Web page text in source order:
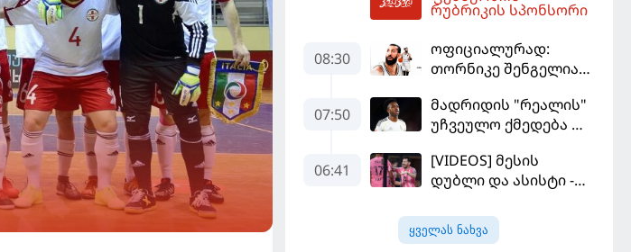
გამართავს
რუბრიკის სპონსორი
08:30
ოფიციალურად:
თორნიკე შენგელია
კალათბურთელია
07:50
მადრიდის "რეალის"
უჩვეულო ქმედება და
ვინისიუსის
მომავალი გადაწყდა
06:41
[VIDEOS] მესის
დუბლი და ასისტი -
"სან ლუისს" მოუგო
ყველას ნახვა